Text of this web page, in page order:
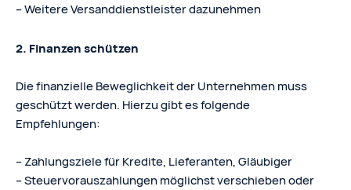
– Weitere Versanddienstleister dazunehmen
2. Finanzen schützen
Die finanzielle Beweglichkeit der Unternehmen muss
geschützt werden. Hierzu gibt es folgende
Empfehlungen:
– Zahlungsziele für Kredite, Lieferanten, Gläubiger
– Steuervorauszahlungen möglichst verschieben oder